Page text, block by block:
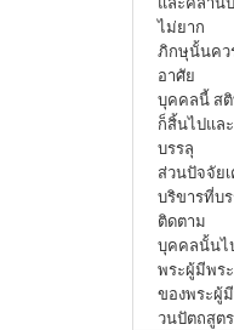
ไม่ยาก
ภิกษุนั้นคว
อาศัย
บุคคลนี้ สติ
ก็สิ้นไปแล
บรรลุ
ส่วนปัจจัย
บริขารที่บ
ติดตาม
บุคคลนั้นไ
พระผู้มีพร
ของพระผู้
วนปัตถสูต